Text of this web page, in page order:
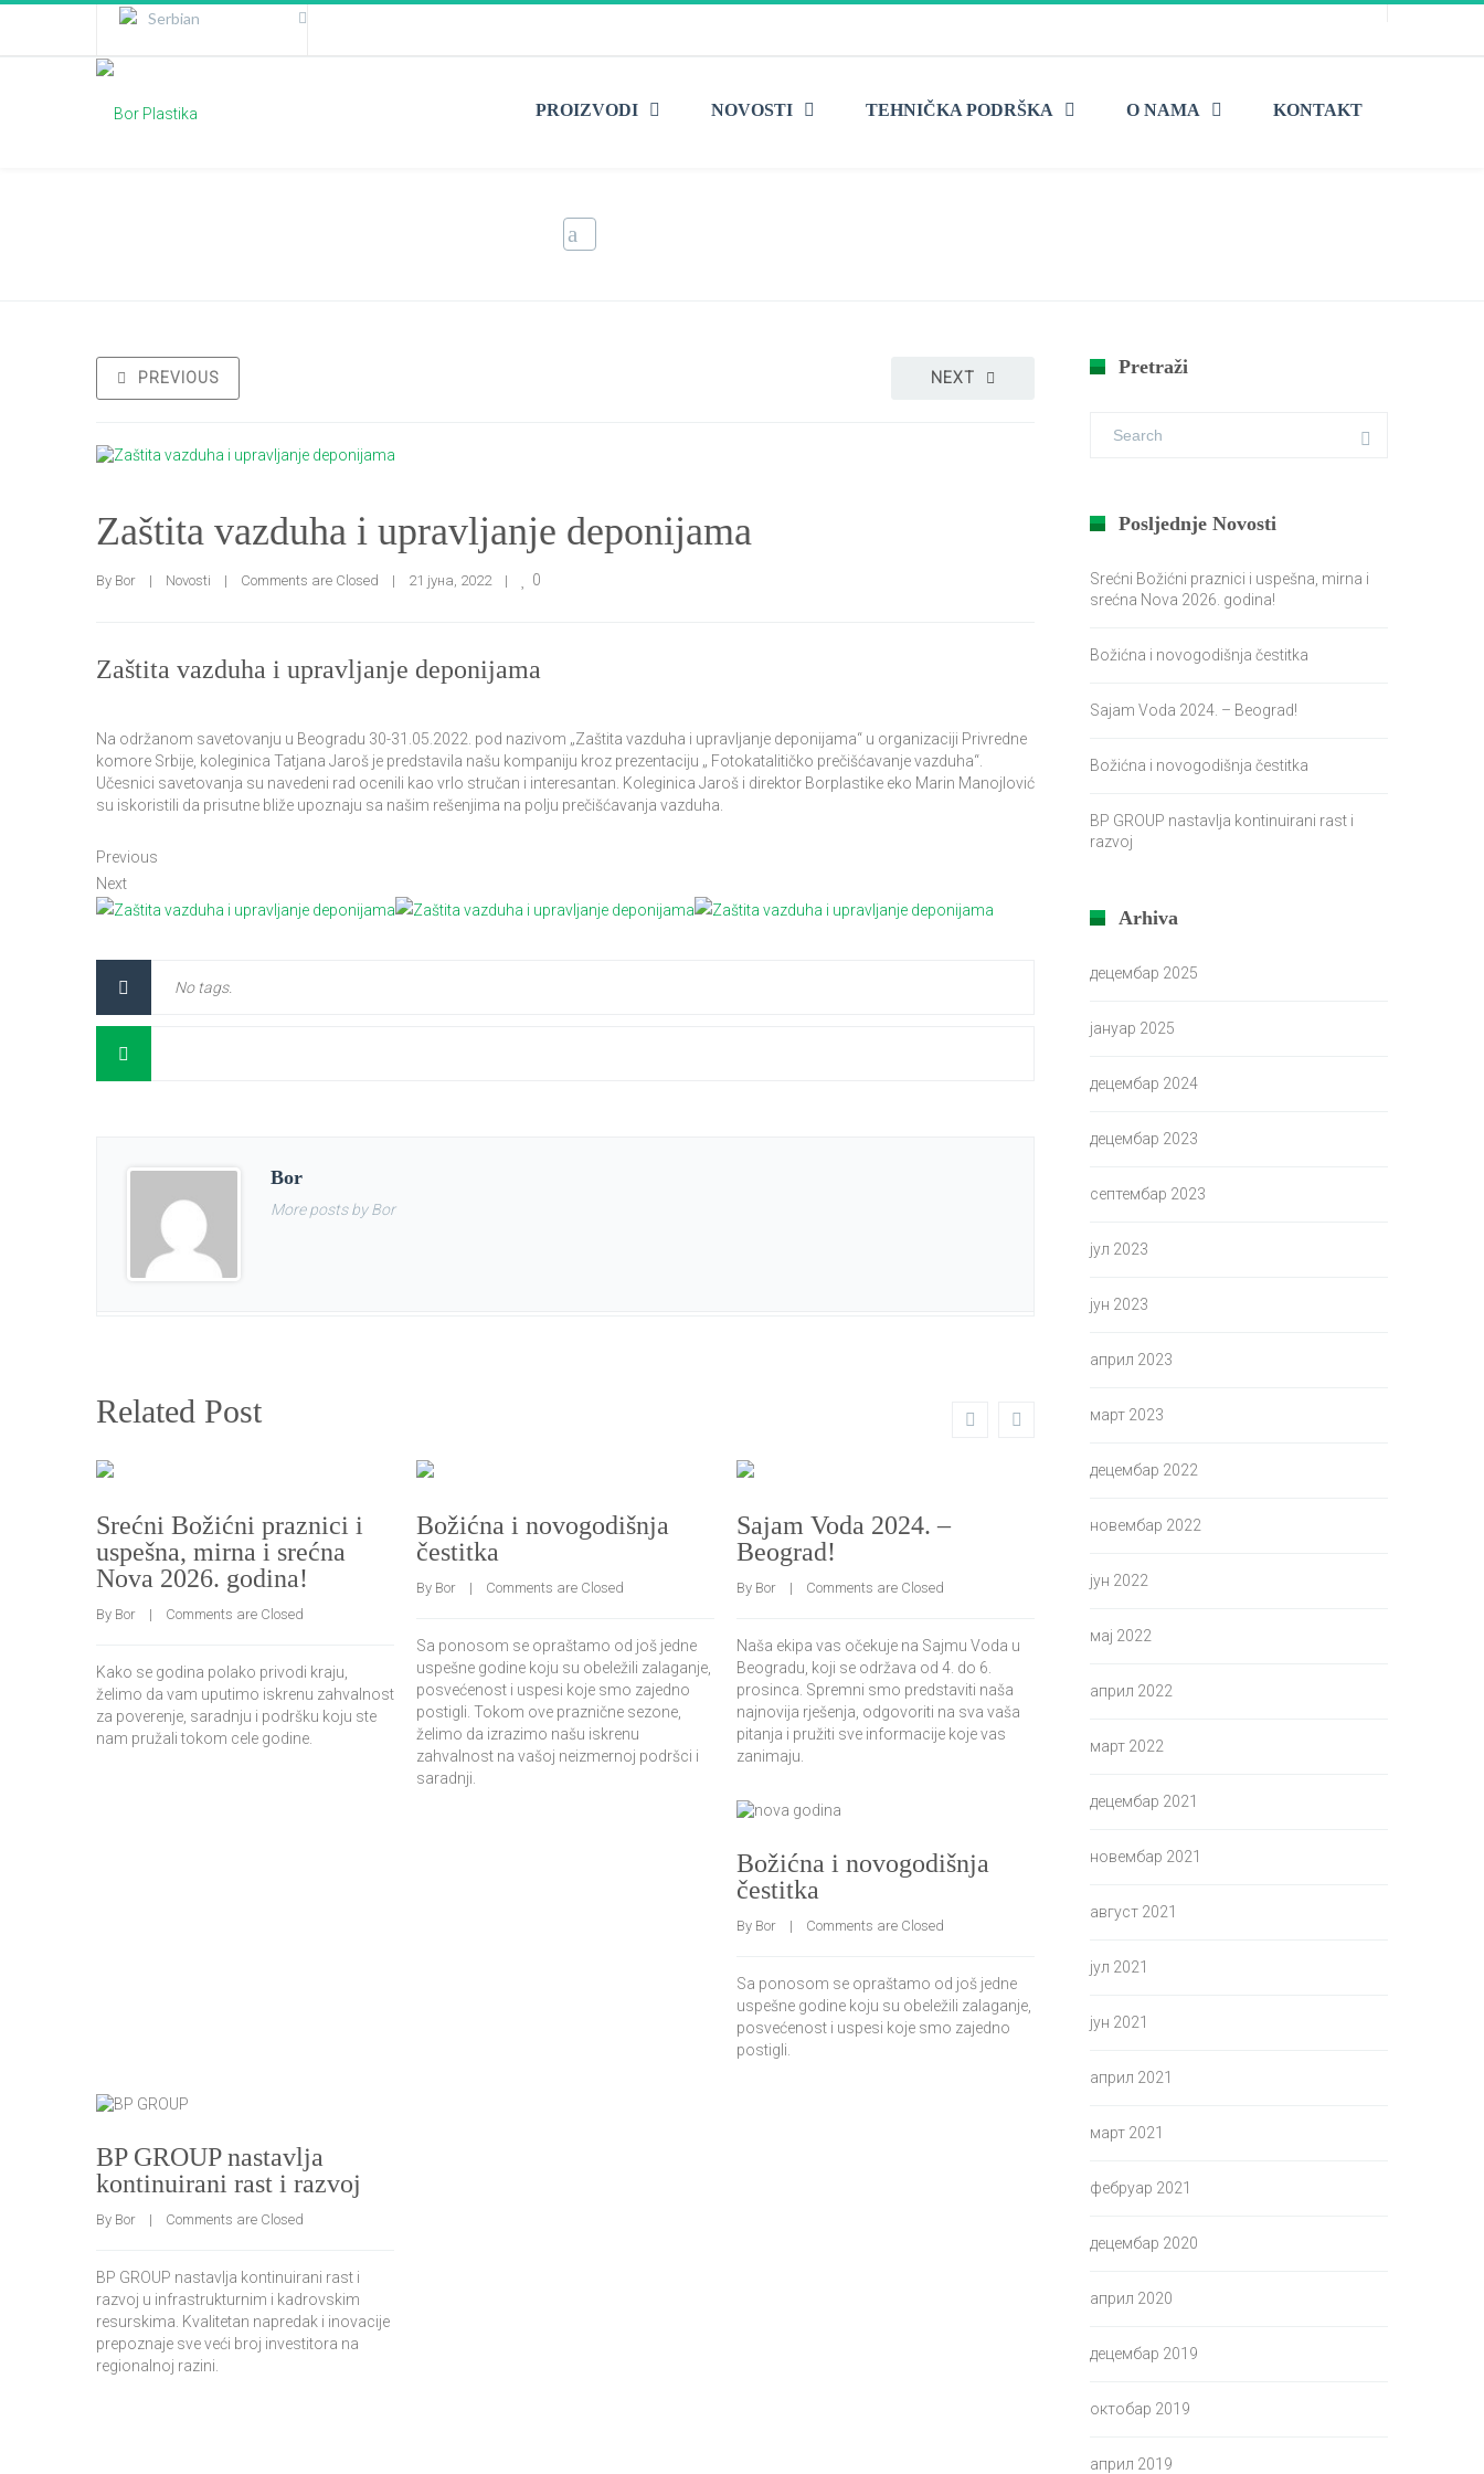
Serbian
PROIZVODI NOVOSTI TEHNIČKA PODRŠKA O NAMA KONTAKT
NEXT
PREVIOUS
Zaštita vazduha i upravljanje deponijama
By Bor | Novosti | Comments are Closed | 21 јуна, 2022 | 0
Zaštita vazduha i upravljanje deponijama
Na održanom savetovanju u Beogradu 30-31.05.2022. pod nazivom „Zaštita vazduha i upravljanje deponijama“ u organizaciji Privredne
komore Srbije, koleginica Tatjana Jaroš je predstavila našu kompaniju kroz prezentaciju „ Fotokatalitičko prečišćavanje vazduha“.
Učesnici savetovanja su navedeni rad ocenili kao vrlo stručan i interesantan. Koleginica Jaroš i direktor Borplastike eko Marin Manojlović
su iskoristili da prisutne bliže upoznaju sa našim rešenjima na polju prečišćavanja vazduha.
Previous
Next
No tags.
Bor
More posts by Bor
Related Post
Srećni Božićni praznici i
uspešna, mirna i srećna
Nova 2026. godina!
By Bor
    |
Comments are Closed
Kako se godina polako privodi kraju,
želimo da vam uputimo iskrenu zahvalnost
za poverenje, saradnju i podršku koju ste
nam pružali tokom cele godine.
Božićna i novogodišnja
čestitka
By Bor
    |
Comments are Closed
Sa ponosom se opraštamo od još jedne
uspešne godine koju su obeležili zalaganje,
posvećenost i uspesi koje smo zajedno
postigli. Tokom ove praznične sezone,
želimo da izrazimo našu iskrenu
zahvalnost na vašoj neizmernoj podršci i
saradnji.
Sajam Voda 2024. –
Beograd!
By Bor
    |
Comments are Closed
Naša ekipa vas očekuje na Sajmu Voda u
Beogradu, koji se održava od 4. do 6.
prosinca. Spremni smo predstaviti naša
najnovija rješenja, odgovoriti na sva vaša
pitanja i pružiti sve informacije koje vas
zanimaju.
Božićna i novogodišnja
čestitka
By Bor
    |
Comments are Closed
Sa ponosom se opraštamo od još jedne
uspešne godine koju su obeležili zalaganje,
posvećenost i uspesi koje smo zajedno
postigli.
BP GROUP nastavlja
kontinuirani rast i razvoj
By Bor
    |
Comments are Closed
BP GROUP nastavlja kontinuirani rast i
razvoj u infrastrukturnim i kadrovskim
resurskima. Kvalitetan napredak i inovacije
prepoznaje sve veći broj investitora na
regionalnoj razini.
Pretraži
Posljednje Novosti
Srećni Božićni praznici i uspešna, mirna i
srećna Nova 2026. godina!
Božićna i novogodišnja čestitka
Sajam Voda 2024. – Beograd!
Božićna i novogodišnja čestitka
BP GROUP nastavlja kontinuirani rast i
razvoj
Arhiva
децембар 2025
јануар 2025
децембар 2024
децембар 2023
септембар 2023
јул 2023
јун 2023
април 2023
март 2023
децембар 2022
новембар 2022
јун 2022
мај 2022
април 2022
март 2022
децембар 2021
новембар 2021
август 2021
јул 2021
јун 2021
април 2021
март 2021
фебруар 2021
децембар 2020
април 2020
децембар 2019
октобар 2019
април 2019